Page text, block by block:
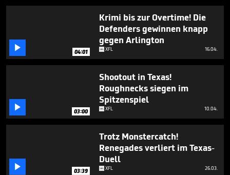
 04:01
Krimi bis zur Overtime! Die
Defenders gewinnen knapp
gegen Arlington
XFL 16.04.
 03:00
Shootout in Texas!
Roughnecks siegen im
Spitzenspiel
XFL 10.04.
 03:39
Trotz Monstercatch!
Renegades verliert im Texas-
Duell
XFL 26.03.